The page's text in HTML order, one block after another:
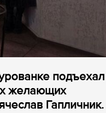
подъехал
желающих
Гапличник.